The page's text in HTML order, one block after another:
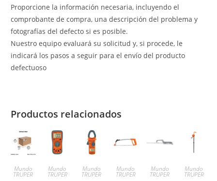
Proporcione la información necesaria, incluyendo el
comprobante de compra, una descripción del problema y
fotografías del defecto si es posible.
Nuestro equipo evaluará su solicitud y, si procede, le
indicará los pasos a seguir para el envío del producto
defectuoso
Productos relacionados
Mundo
TRUPER
Mundo
TRUPER
Mundo
TRUPER
Mundo
TRUPER
Mundo
TRUPER
Mundo
TRUPER